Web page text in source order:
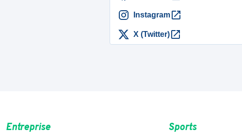
Instagram
X (Twitter)
Entreprise Sports